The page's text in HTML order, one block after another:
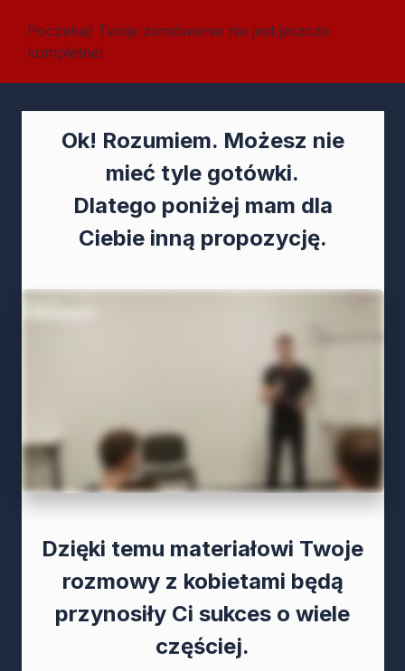
Poczekaj! Twoje zamówienie nie jest jeszcze
kompletne!
Ok! Rozumiem. Możesz nie
mieć tyle gotówki.
Dlatego poniżej mam dla
Ciebie inną propozycję.
Dzięki temu materiałowi Twoje
rozmowy z kobietami będą
przynosiły Ci sukces o wiele
częściej.